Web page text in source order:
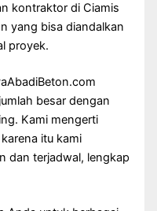
kontraktor di Ciamis
yang bisa diandalkan
proyek.
besar dengan
Kami mengerti
itu kami
dan terjadwal, lengkap